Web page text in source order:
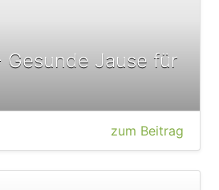
Jause für
zum Beitrag